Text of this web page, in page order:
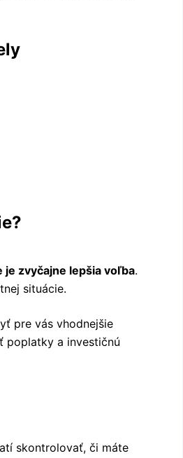
je zvyčajne lepšia voľba.
situácie.
pre vás vhodnejšie
poplatky a investičnú
skontrolovať, či máte